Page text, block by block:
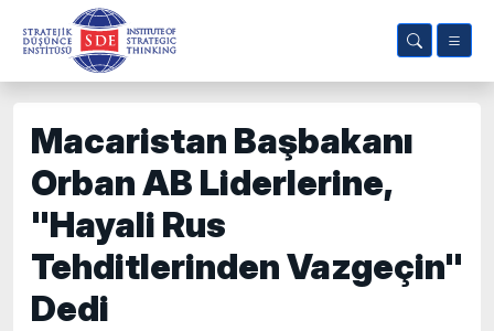
Macaristan Başbakanı
Orban AB Liderlerine,
"Hayali Rus
Tehditlerinden Vazgeçin"
Dedi